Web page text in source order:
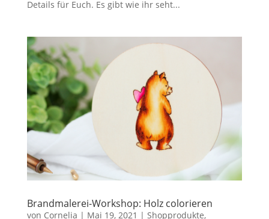
Details für Euch. Es gibt wie ihr seht...
Brandmalerei-Workshop: Holz colorieren
von Cornelia | Mai 19, 2021 | Shopprodukte,